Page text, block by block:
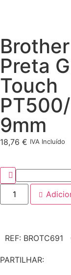
Preta
Touch
9mm
18,76 € IVA Incluído
REF: BROTC691
PARTILHAR: